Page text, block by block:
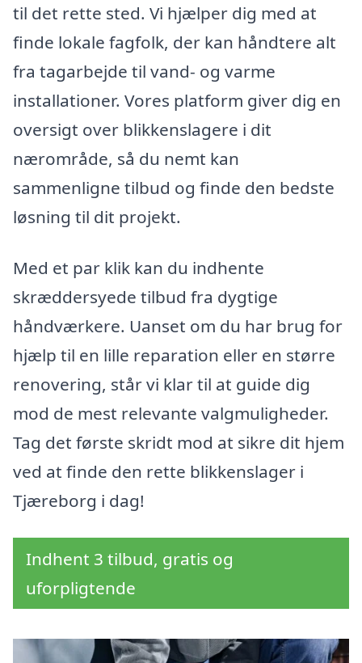
til det rette sted. Vi hjælper dig med at
finde lokale fagfolk, der kan håndtere alt
fra tagarbejde til vand- og varme
installationer. Vores platform giver dig en
oversigt over blikkenslagere i dit
nærområde, så du nemt kan
sammenligne tilbud og finde den bedste
løsning til dit projekt.
Med et par klik kan du indhente
skræddersyede tilbud fra dygtige
håndværkere. Uanset om du har brug for
hjælp til en lille reparation eller en større
renovering, står vi klar til at guide dig
mod de mest relevante valgmuligheder.
Tag det første skridt mod at sikre dit hjem
ved at finde den rette blikkenslager i
Tjæreborg i dag!
Indhent 3 tilbud, gratis og
uforpligtende